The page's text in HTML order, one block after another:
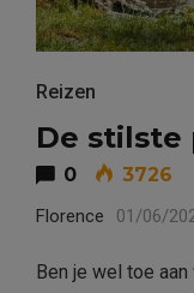
Reizen
De stilste
0 3726
Florence 01/06/
Ben je wel toe